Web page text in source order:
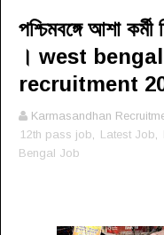
পশ্চিমবঙ্গে আশা
। west
recruitment
Karmasandhan
12th pass job
Latest Job
Bengal Job